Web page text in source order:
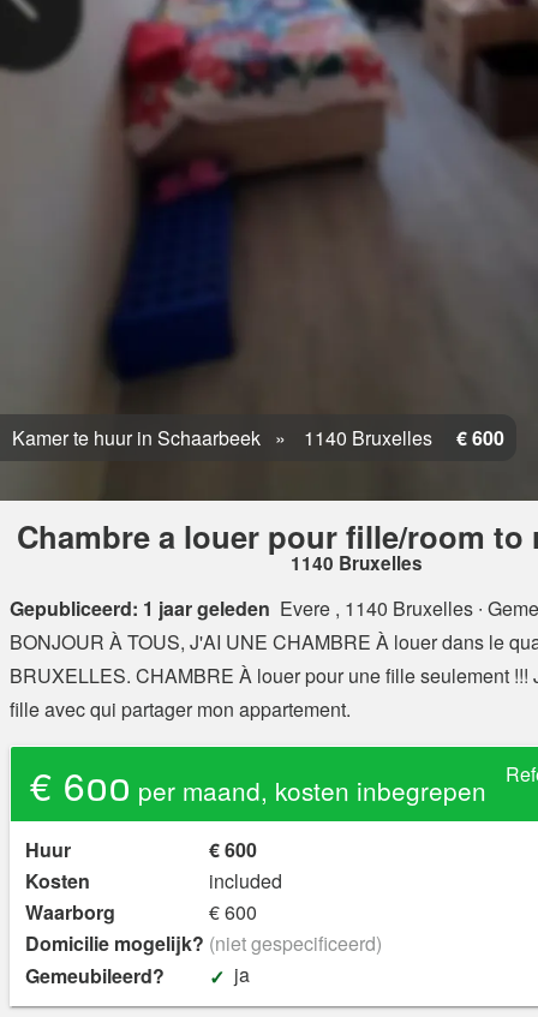
Kamer te huur in Schaarbeek 1140 Bruxelles € 600
Chambre a louer pour fille/room
1140 Bruxelles
Gepubliceerd: 1 jaar geleden Evere , 1140 Bruxelles ∙
BONJOUR À TOUS, J'AI UNE CHAMBRE À louer dans le
BRUXELLES. CHAMBRE À louer pour une fille seulement !!!
fille avec qui partager mon appartement.
€ 600 per maand, kosten inbegrepen
Huur
€ 600
Kosten
included
Waarborg
€ 600
Domicilie mogelijk? (niet gespecificeerd)
Gemeubileerd?
ja